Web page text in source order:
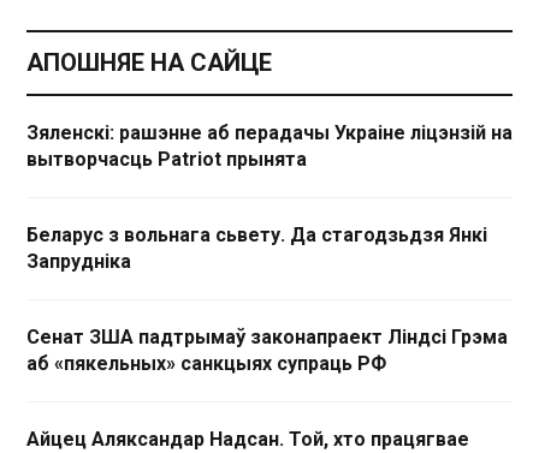
АПОШНЯЕ НА САЙЦЕ
Зяленскі: рашэнне аб перадачы Украіне ліцэнзій на
вытворчасць Patriot прынята
Беларус з вольнага сьвету. Да стагодзьдзя Янкі
Запрудніка
Сенат ЗША падтрымаў законапраект Ліндсі Грэма
аб «пякельных» санкцыях супраць РФ
Айцец Аляксандар Надсан. Той, хто працягвае